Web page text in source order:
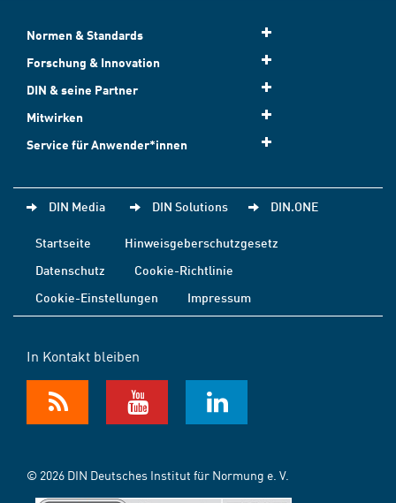
Normen & Standards
Forschung & Innovation
DIN & seine Partner
Mitwirken
Service für Anwender*innen
DIN Media DIN Solutions DIN.ONE
Startseite
Hinweisgeberschutzgesetz
Datenschutz
Cookie-Richtlinie
Cookie-Einstellungen
Impressum
In Kontakt bleiben
© 2026 DIN Deutsches Institut für Normung e. V.